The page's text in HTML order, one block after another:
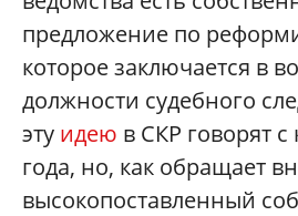
предложение по
которое заключается в
должности судебного
эту идею в СКР говорят
года, но, как обращает
высокопоставленный